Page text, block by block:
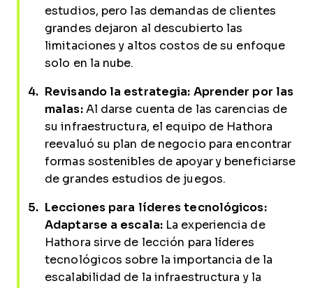
estudios, pero las demandas de clientes
grandes dejaron al descubierto las
limitaciones y altos costos de su enfoque
solo en la nube.
Revisando la estrategia: Aprender por las
malas: Al darse cuenta de las carencias de
su infraestructura, el equipo de Hathora
reevaluó su plan de negocio para encontrar
formas sostenibles de apoyar y beneficiarse
de grandes estudios de juegos.
Lecciones para líderes tecnológicos:
Adaptarse a escala: La experiencia de
Hathora sirve de lección para líderes
tecnológicos sobre la importancia de la
escalabilidad de la infraestructura y la